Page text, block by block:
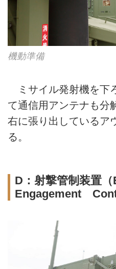
機動準備
ミサイル発射機を下
て通信用アンテナも分
右に張り出しているア
る。
D：射撃管制装置（
Engagement